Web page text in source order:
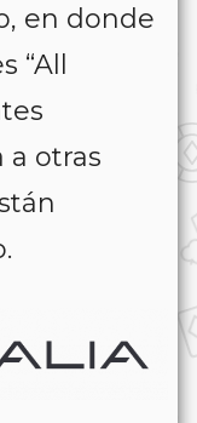
en donde
a otras